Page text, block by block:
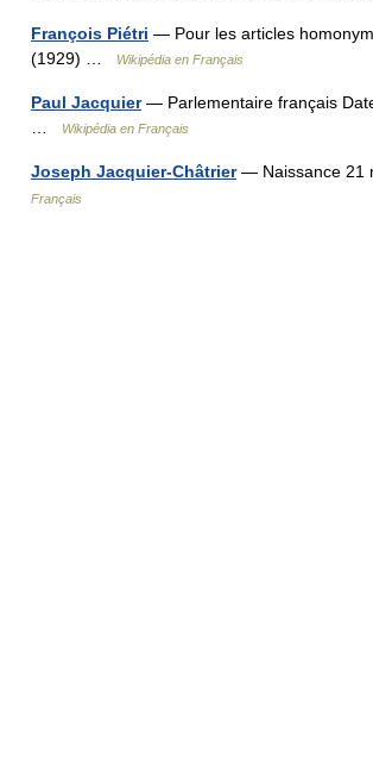
François Piétri — Pour les articles
(1929) …
Wikipédia en Français
Paul Jacquier— Parlementaire français
Wikipédia en Français
Joseph Jacquier-Châtrier— Naissance 21
Français